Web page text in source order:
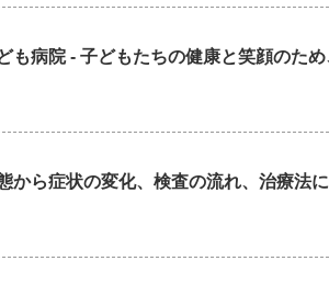
も病院 - 子どもたちの健康と笑顔のた
から症状の変化、検査の流れ、治療法